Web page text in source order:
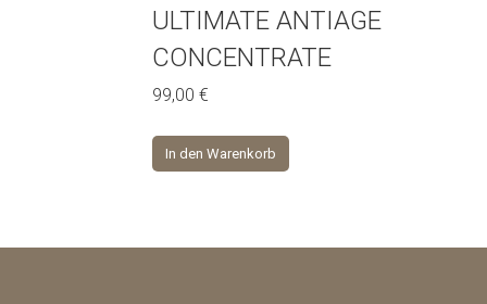
ULTIMATE ANTIAGE
CONCENTRATE
99,00 €
In den Warenkorb